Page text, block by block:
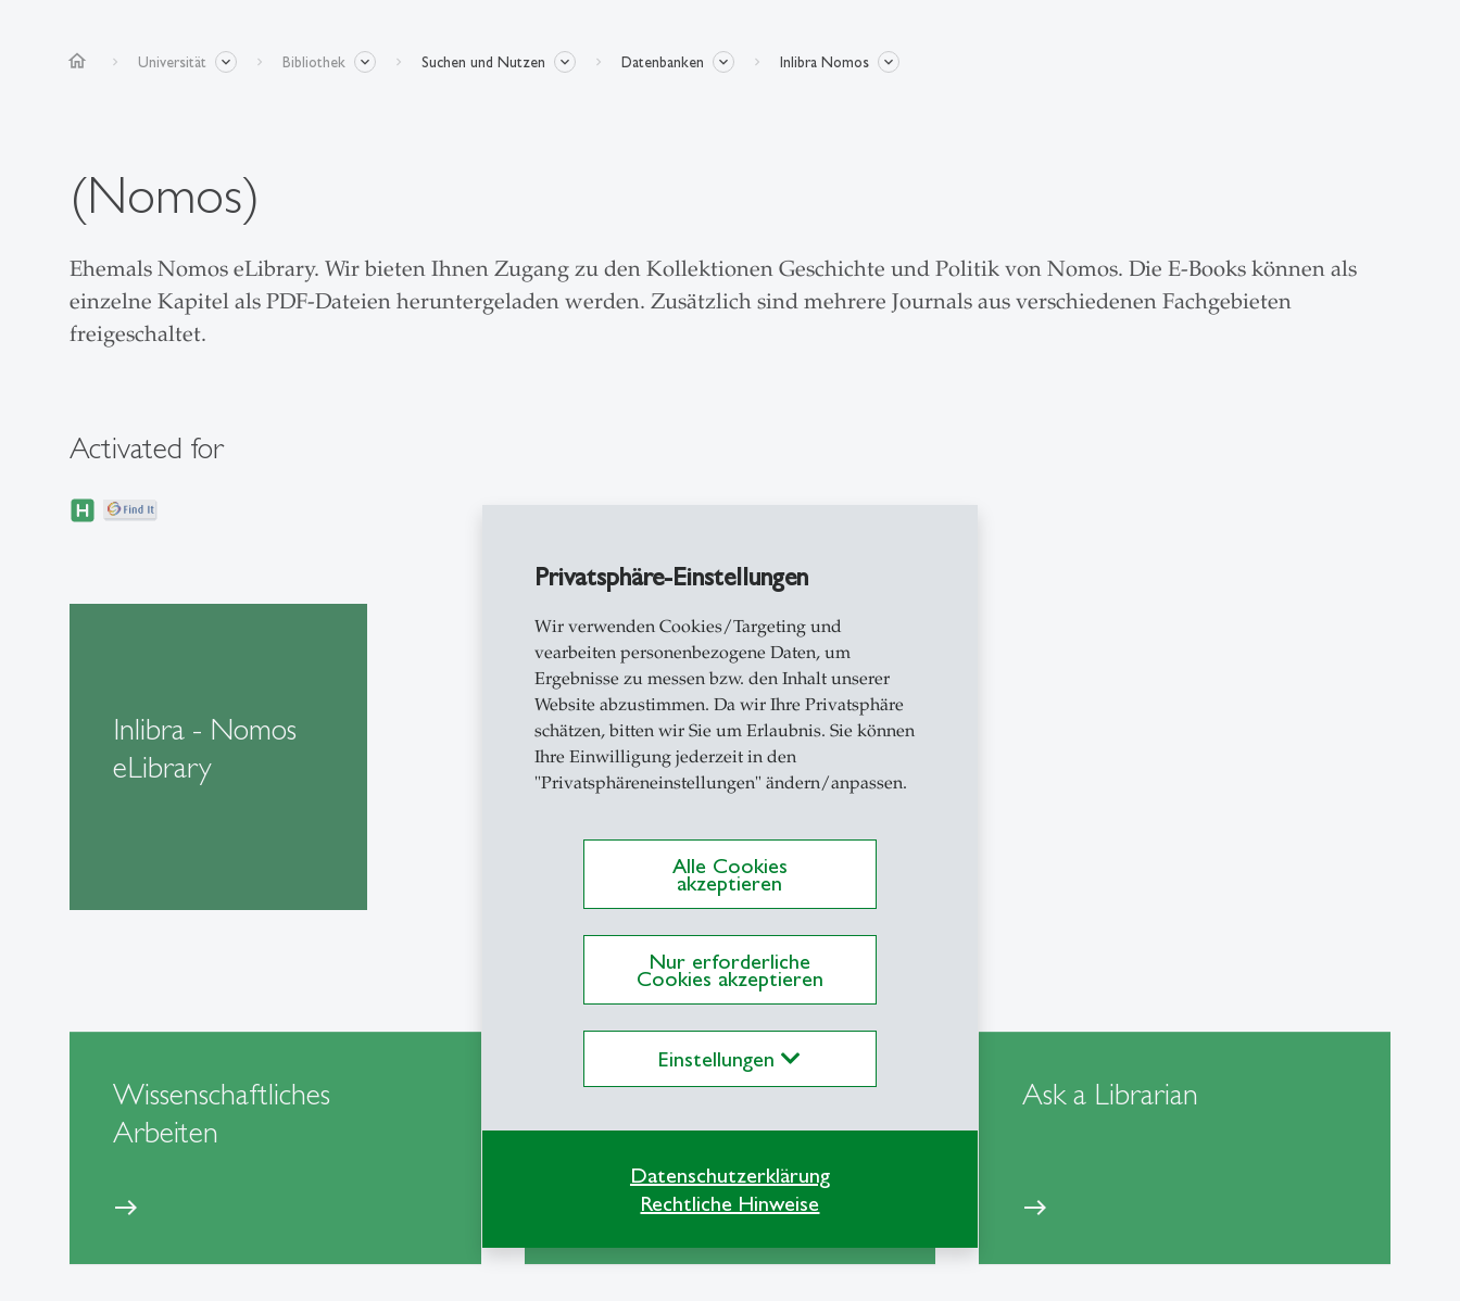
Privatsphäre-Einstellungen
Wir verwenden Cookies/Targeting und
vearbeiten personenbezogene Daten, um
Ergebnisse zu messen bzw. den Inhalt unserer
Website abzustimmen. Da wir Ihre Privatsphäre
schätzen, bitten wir Sie um Erlaubnis. Sie können
Ihre Einwilligung jederzeit in den
"Privatsphäreneinstellungen" ändern/anpassen.
Alle Cookies
akzeptieren
Nur erforderliche
Cookies akzeptieren
Einstellungen
Datenschutzerklärung
Rechtliche Hinweise
home Universität Bibliothek Suchen und Nutzen Datenbanken Inlibra Nomos
(Nomos)
Ehemals Nomos eLibrary. Wir bieten Ihnen Zugang zu den Kollektionen Geschichte und Politik von Nomos. Die E-Books können als
einzelne Kapitel als PDF-Dateien heruntergeladen werden. Zusätzlich sind mehrere Journals aus verschiedenen Fachgebieten
freigeschaltet.
Activated for
Inlibra - Nomos
eLibrary
Wissenschaftliches
Arbeiten
east
Alternative Wege zu
Zeitschriftenartikeln
Ask a Librarian
east